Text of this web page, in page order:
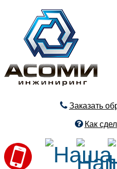
Заказать
Как